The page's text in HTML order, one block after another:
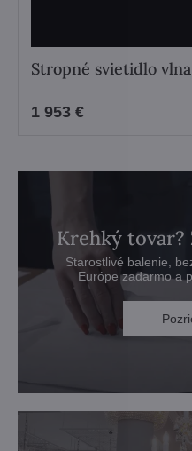
Stropné svietidlo
1 953 €
Krehký tovar?
Starostlivé balenie,
Európe zadarmo a